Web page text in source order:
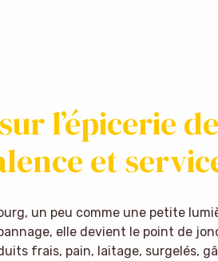
l’épicerie
et
un peu comme une petite
elle devient le point de
frais, pain, laitage, surgelés,